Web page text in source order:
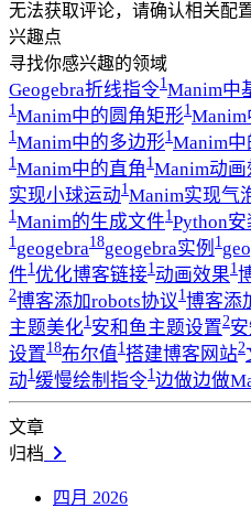
无法获取评论，请确认相关配
兴趣点
寻找你感兴趣的领域
Geogebra折线指令1Manim中
1Manim中的圆角矩形1
1Manim中的多边形1Manim中
1Manim中的直角 1Manim动画
实现小球运动1Manim实现气
1Manim的生成文件1Python
1geogebra18geogebra实例 1
件1优化博客链接1动画效果1
2博客添加robots协议 1博客添
主题美化1安和鱼主题设置2
设置18布尔值1搭建博客网站2
动1缓慢绘制指令1边做边做
文章
归档
四月 2026